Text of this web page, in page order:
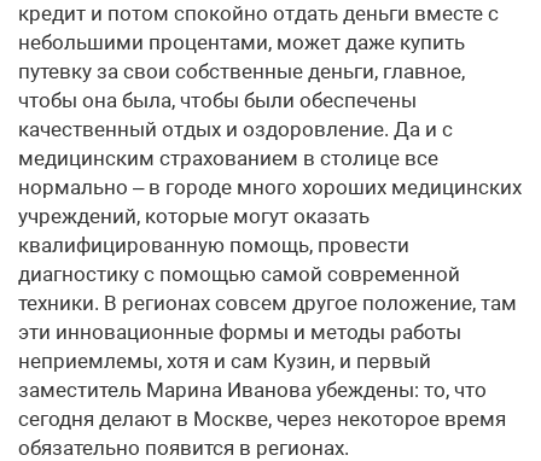
кредит и потом спокойно отдать деньги вместе с
небольшими процентами, может даже купить
путевку за свои собственные деньги, главное,
чтобы она была, чтобы были обеспечены
качественный отдых и оздоровление. Да и с
медицинским страхованием в столице все
нормально – в городе много хороших медицинских
учреждений, которые могут оказать
квалифицированную помощь, провести
диагностику с помощью самой современной
техники. В регионах совсем другое положение, там
эти инновационные формы и методы работы
неприемлемы, хотя и сам Кузин, и первый
заместитель Марина Иванова убеждены: то, что
сегодня делают в Москве, через некоторое время
обязательно появится в регионах.